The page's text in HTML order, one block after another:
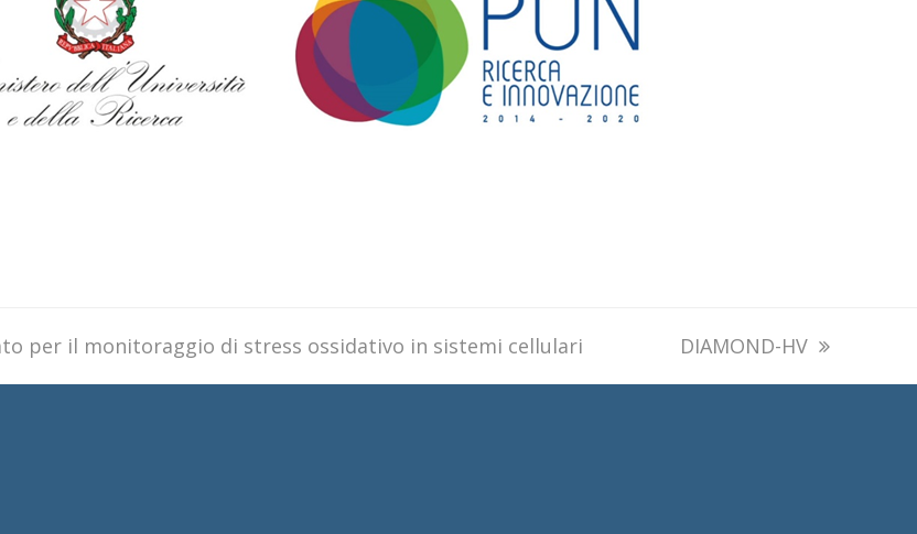
per il monitoraggio di stress ossidativo in sistemi cellulari
next
post:
DIAMOND-HV